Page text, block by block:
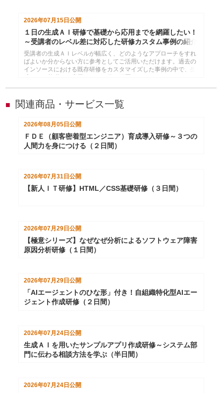
2026年07月15日 公開
１日の生成ＡＩ研修で基礎から応用までを網羅したい！
～受講者のレベル差に対応した研修カスタム事例の紹介
受講者の生成ＡＩレベルが幅広く、どのようなアプローチをすれ
ばよいか分からない方に参考としてご活用いただけます。過去の
インソースにおける既存研修をカスタマイズした事例の中で、生
■ 関連商品・サービス一覧
2026年08月05日公開
ＦＤＥ（顧客密着型エンジニア）育成導入研修～３つの
人間力を身につける（２日間）
2026年07月31日 公開
【新人ＩＴ研修】HTML／CSS基礎研修（３日間）
2026年07月29日 公開
【極意シリーズ】なぜなぜ分析によるソフトウェア障害
原因分析研修（１日間）
2026年07月29日 公開
「AIエージェントのひな形」付き！自組織特化型AIエー
ジェント作成研修（２日間）
2026年07月24日公開
生成ＡＩを用いたサンプルアプリ作成研修～システム部
門に伝わる相談方法を学ぶ（半日間）
2026年07月24日公開